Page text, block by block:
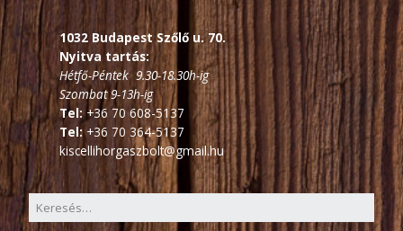
1032 Budapest Szőlő u. 70.
Nyitva tartás:
Hétfő-Péntek 9.30-18.30h-ig
Szombat 9-13h-ig
Tel:+36 70 608-5137
Tel: +36 70 364-5137
kiscellihorgaszbolt@gmail.hu